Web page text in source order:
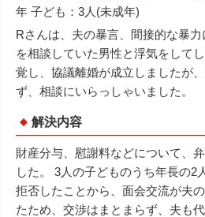
年 子ども：3人(未成年)
Rさんは、夫の暴言、間接的な暴
を相談していた男性と浮気をして
覚し、協議離婚が成立しましたが
ず、相談にいらっしゃいました。
解決内容
財産分与、慰謝料などについて、
した。 3人の子どものうち年長の2
拒否したことから、面会交流が夫
たため、交渉はまとまらず、夫も